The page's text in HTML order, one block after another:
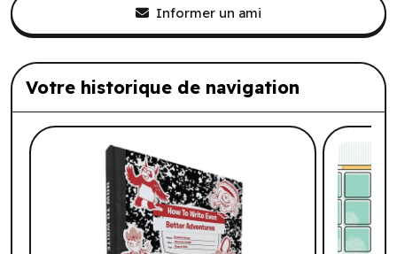
Informer un ami
Votre historique de navigation
Liste de produits suggérés: Votre